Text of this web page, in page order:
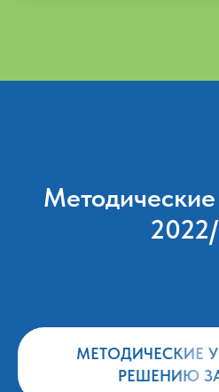
МЕТОДИЧЕСКИЕ
РЕШЕНИЮ